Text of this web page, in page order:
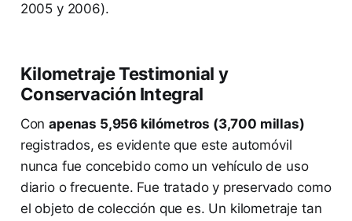
2005 y 2006).
Kilometraje Testimonial y
Conservación Integral
Conapenas 5,956 kilómetros (3,700 millas)
registrados, es evidente que este automóvil
nunca fue concebido como un vehículo de uso
diario o frecuente. Fue tratado y preservado como
el objeto de colección que es. Un kilometraje tan